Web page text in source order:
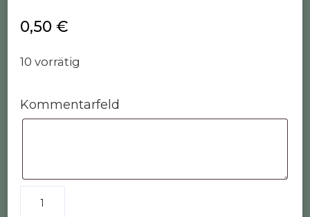
0,50 €
10 vorrätig
Kommentarfeld